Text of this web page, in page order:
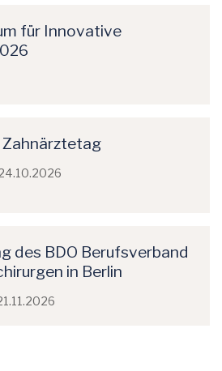
für Innovative
Zahnärztetag
des BDO Berufsverband
in Berlin